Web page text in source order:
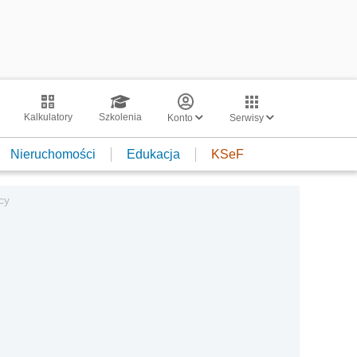
Kalkulatory Szkolenia Konto Serwisy
Nieruchomości Edukacja KSeF